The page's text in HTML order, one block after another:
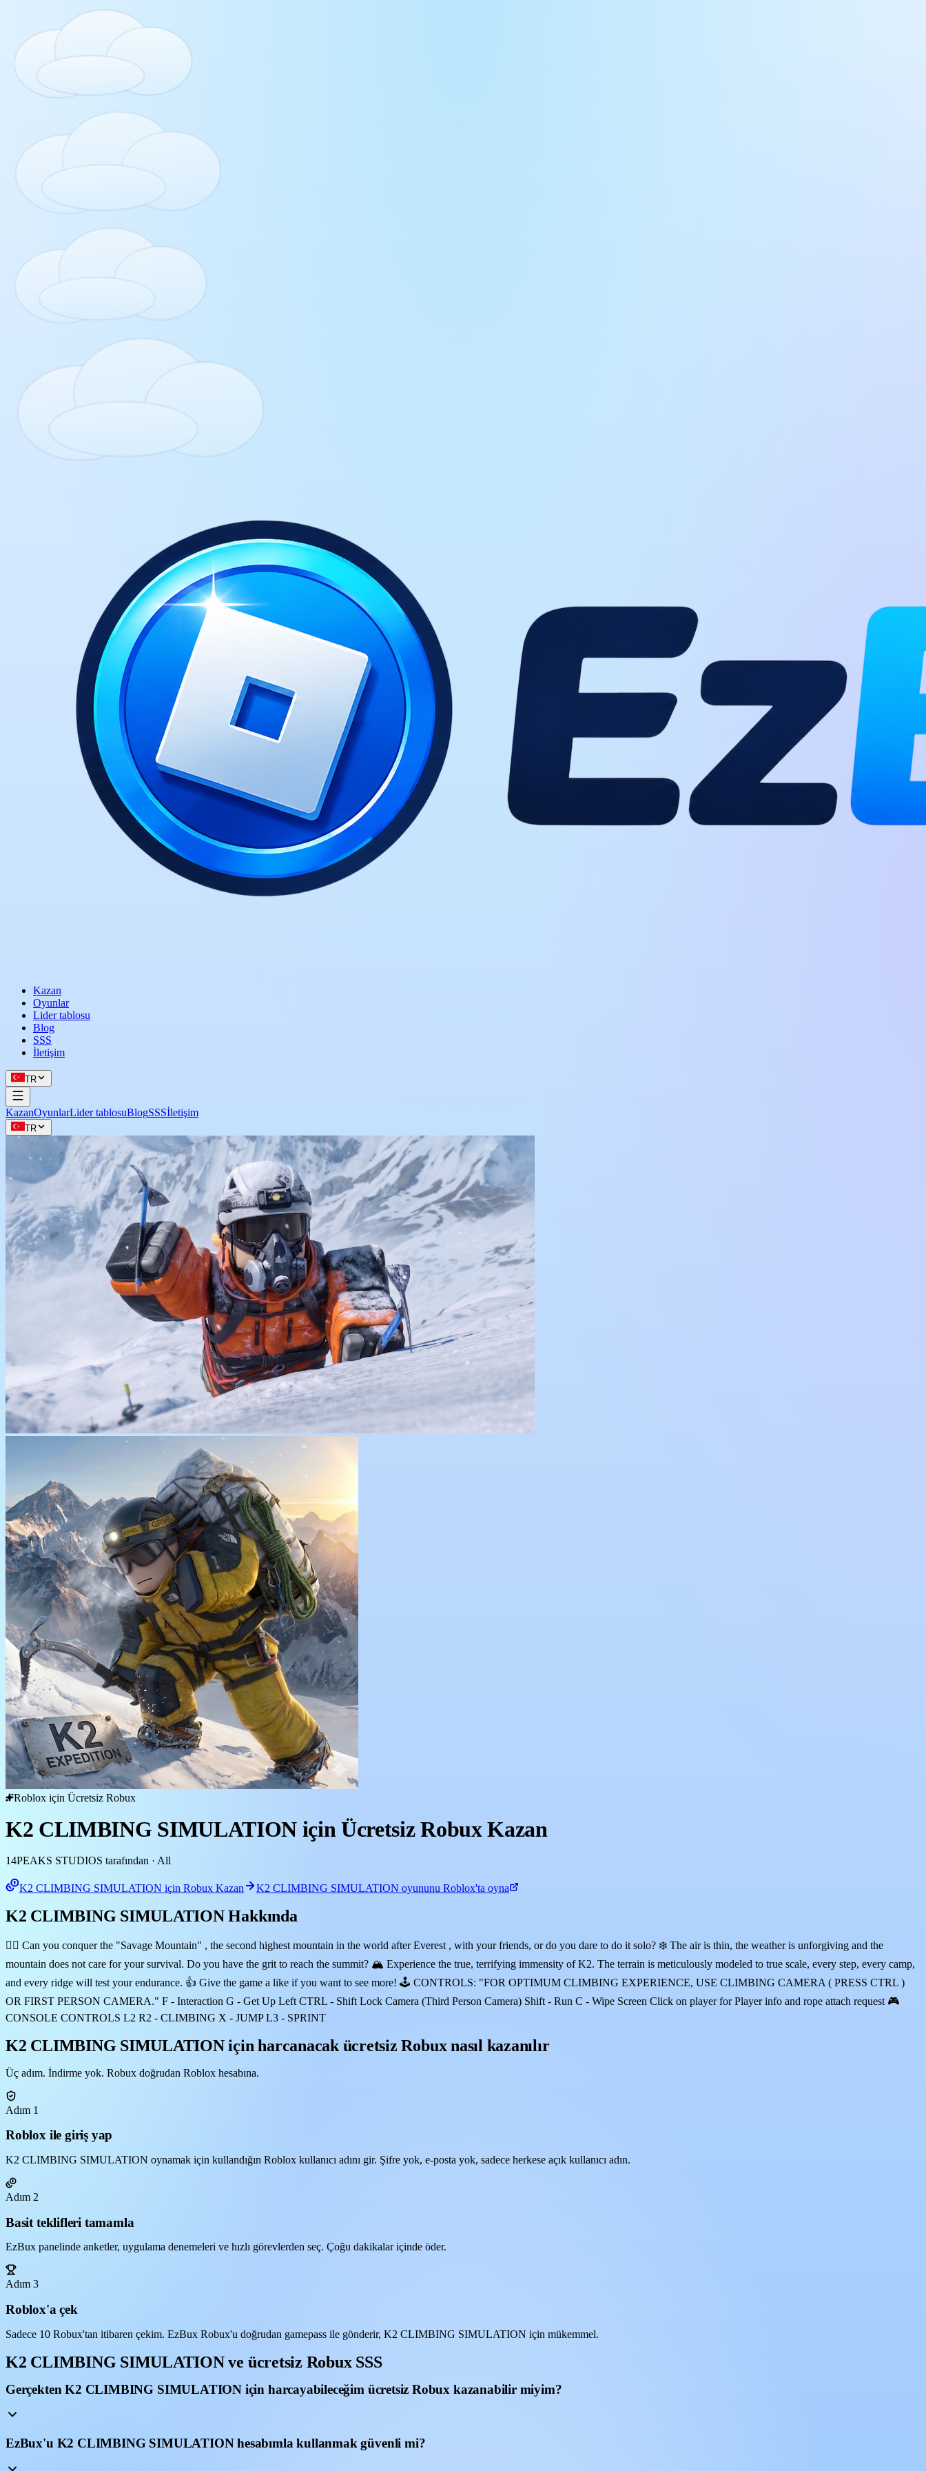
Kazan
Oyunlar
Lider tablosu
Blog
SSS
İletişim
TR
KazanOyunlarLider tablosuBlogSSSİletişim
TR
Roblox için Ücretsiz Robux
K2 CLIMBING SIMULATION için Ücretsiz Robux Kazan
14PEAKS STUDIOS tarafından · All
K2 CLIMBING SIMULATION için Robux Kazan K2 CLIMBING SIMULATION oyununu Roblox'ta oyna
K2 CLIMBING SIMULATION Hakkında
🧗‍♂️ Can you conquer the "Savage Mountain" , the second highest mountain in the world after Everest , with your friends, or do you dare to do it solo? ❄️ The air is thin, the weather is unforgiving and the
mountain does not care for your survival. Do you have the grit to reach the summit? 🏔️ Experience the true, terrifying immensity of K2. The terrain is meticulously modeled to true scale, every step, every camp,
and every ridge will test your endurance. 👍 Give the game a like if you want to see more! 🕹️ CONTROLS: "FOR OPTIMUM CLIMBING EXPERIENCE, USE CLIMBING CAMERA ( PRESS CTRL )
OR FIRST PERSON CAMERA." F - Interaction G - Get Up Left CTRL - Shift Lock Camera (Third Person Camera) Shift - Run C - Wipe Screen Click on player for Player info and rope attach request 🎮
CONSOLE CONTROLS L2 R2 - CLIMBING X - JUMP L3 - SPRINT
K2 CLIMBING SIMULATION için harcanacak ücretsiz Robux nasıl kazanılır
Üç adım. İndirme yok. Robux doğrudan Roblox hesabına.
Adım 1
Roblox ile giriş yap
K2 CLIMBING SIMULATION oynamak için kullandığın Roblox kullanıcı adını gir. Şifre yok, e-posta yok, sadece herkese açık kullanıcı adın.
Adım 2
Basit teklifleri tamamla
EzBux panelinde anketler, uygulama denemeleri ve hızlı görevlerden seç. Çoğu dakikalar içinde öder.
Adım 3
Roblox'a çek
Sadece 10 Robux'tan itibaren çekim. EzBux Robux'u doğrudan gamepass ile gönderir, K2 CLIMBING SIMULATION için mükemmel.
K2 CLIMBING SIMULATION ve ücretsiz Robux SSS
Gerçekten K2 CLIMBING SIMULATION için harcayabileceğim ücretsiz Robux kazanabilir miyim?
EzBux'u K2 CLIMBING SIMULATION hesabımla kullanmak güvenli mi?